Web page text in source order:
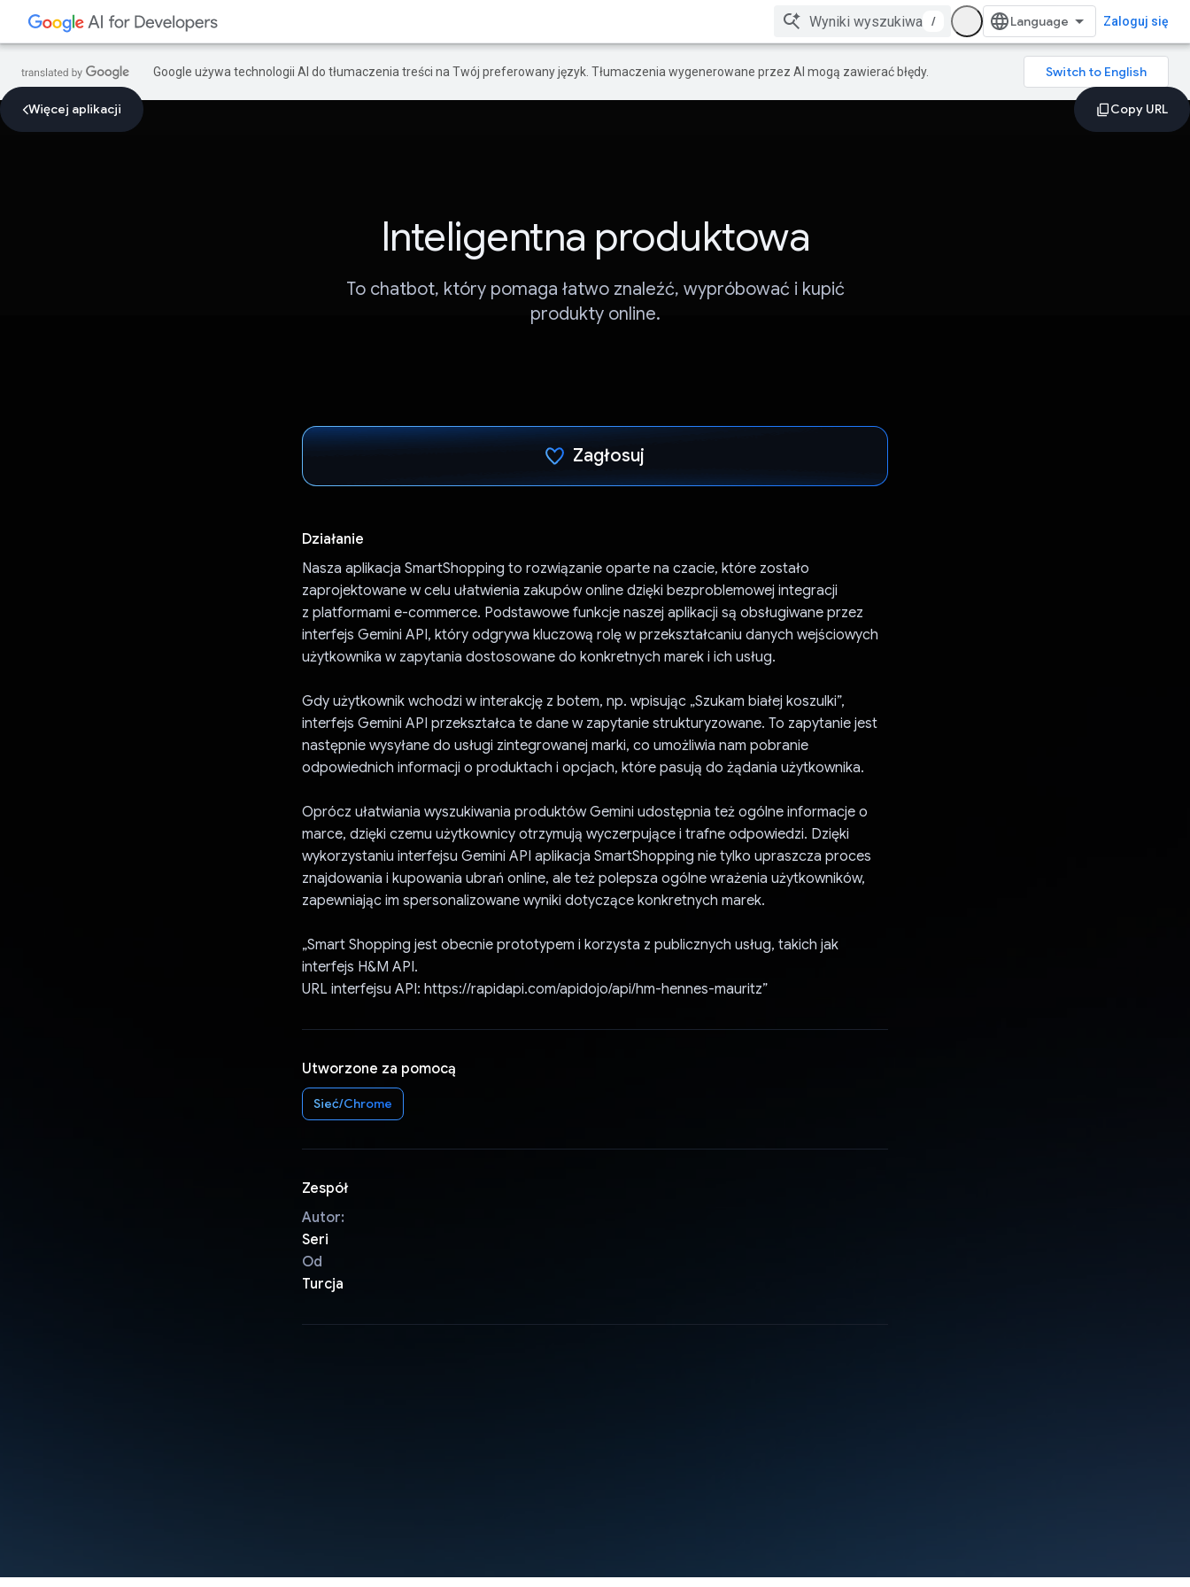
/ Zaloguj się
Google używa technologii AI do tłumaczenia treści na Twój preferowany język. Tłumaczenia wygenerowane przez AI mogą zawierać błędy.
Więcej aplikacji
Inteligentna produktowa
To chatbot, który pomaga łatwo znaleźć, wypróbować i kupić
produkty online.
Zagłosuj
Działanie
Nasza aplikacja SmartShopping to rozwiązanie oparte na czacie, które zostało
zaprojektowane w celu ułatwienia zakupów online dzięki bezproblemowej integracji
z platformami e-commerce. Podstawowe funkcje naszej aplikacji są obsługiwane przez
interfejs Gemini API, który odgrywa kluczową rolę w przekształcaniu danych wejściowych
użytkownika w zapytania dostosowane do konkretnych marek i ich usług.
Gdy użytkownik wchodzi w interakcję z botem, np. wpisując „Szukam białej koszulki”,
interfejs Gemini API przekształca te dane w zapytanie strukturyzowane. To zapytanie jest
następnie wysyłane do usługi zintegrowanej marki, co umożliwia nam pobranie
odpowiednich informacji o produktach i opcjach, które pasują do żądania użytkownika.
Oprócz ułatwiania wyszukiwania produktów Gemini udostępnia też ogólne informacje o
marce, dzięki czemu użytkownicy otrzymują wyczerpujące i trafne odpowiedzi. Dzięki
wykorzystaniu interfejsu Gemini API aplikacja SmartShopping nie tylko upraszcza proces
znajdowania i kupowania ubrań online, ale też polepsza ogólne wrażenia użytkowników,
zapewniając im spersonalizowane wyniki dotyczące konkretnych marek.
„Smart Shopping jest obecnie prototypem i korzysta z publicznych usług, takich jak
interfejs H&M API.
URL interfejsu API: https://rapidapi.com/apidojo/api/hm-hennes-mauritz”
Utworzone za pomocą
Sieć/Chrome
Zespół
Autor:
Seri
Od
Turcja